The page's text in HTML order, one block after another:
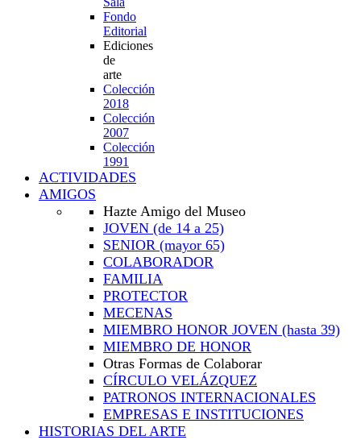
Fondo
Editorial
Ediciones
de
arte
Colección
2018
Colección
2007
Colección
1991
ACTIVIDADES
AMIGOS
Hazte Amigo del Museo
JOVEN (de 14 a 25)
SENIOR (mayor 65)
COLABORADOR
FAMILIA
PROTECTOR
MECENAS
MIEMBRO HONOR JOVEN (hasta 39)
MIEMBRO DE HONOR
Otras Formas de Colaborar
CÍRCULO VELÁZQUEZ
PATRONOS INTERNACIONALES
EMPRESAS E INSTITUCIONES
HISTORIAS DEL ARTE